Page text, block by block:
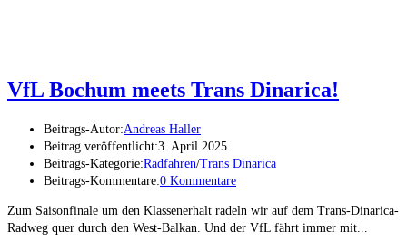
VfL Bochum meets Trans Dinarica!
Beitrags-Autor:Andreas Haller
Beitrag veröffentlicht:3. April 2025
Beitrags-Kategorie:Radfahren/Trans Dinarica
Beitrags-Kommentare:0 Kommentare
Zum Saisonfinale um den Klassenerhalt radeln wir auf dem Trans-Dinarica-
Radweg quer durch den West-Balkan. Und der VfL fährt immer mit...